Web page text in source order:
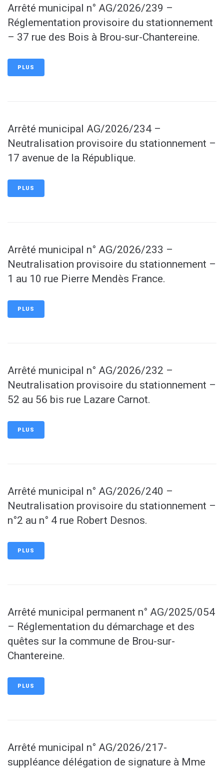
Arrêté municipal n° AG/2026/239 –
Réglementation provisoire du stationnement
– 37 rue des Bois à Brou-sur-Chantereine.
PLUS
Arrêté municipal AG/2026/234 –
Neutralisation provisoire du stationnement –
17 avenue de la République.
PLUS
Arrêté municipal n° AG/2026/233 –
Neutralisation provisoire du stationnement –
1 au 10 rue Pierre Mendès France.
PLUS
Arrêté municipal n° AG/2026/232 –
Neutralisation provisoire du stationnement –
52 au 56 bis rue Lazare Carnot.
PLUS
Arrêté municipal n° AG/2026/240 –
Neutralisation provisoire du stationnement –
n°2 au n° 4 rue Robert Desnos.
PLUS
Arrêté municipal permanent n° AG/2025/054
– Réglementation du démarchage et des
quêtes sur la commune de Brou-sur-
Chantereine.
PLUS
Arrêté municipal n° AG/2026/217-
suppléance délégation de signature à Mme